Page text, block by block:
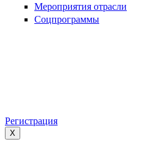
Мероприятия отрасли
Соцпрограммы
Регистрация
X